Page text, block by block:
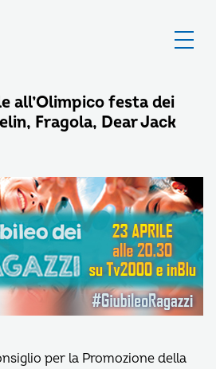
all’Olimpico festa dei
Fragola, Dear Jack
per la Promozione della